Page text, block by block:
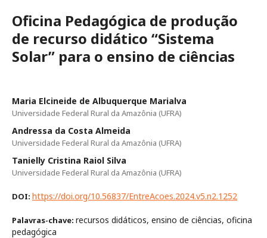
Oficina Pedagógica de produção
de recurso didático “Sistema
Solar” para o ensino de ciências
Maria Elcineide de Albuquerque Marialva
Universidade Federal Rural da Amazônia (UFRA)
Andressa da Costa Almeida
Universidade Federal Rural da Amazônia (UFRA)
Tanielly Cristina Raiol Silva
Universidade Federal Rural da Amazônia (UFRA)
DOI: https://doi.org/10.56837/EntreAcoes.2024.v5.n2.1252
Palavras-chave: recursos didáticos, ensino de ciências, oficina
pedagógica